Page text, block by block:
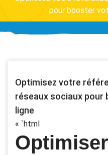
pour booster
Optimisez votre
réseaux sociaux
ligne
« `html